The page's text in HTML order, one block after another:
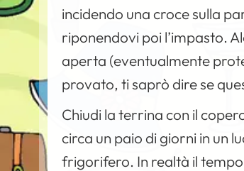
incidendo una croce sulla
riponendovi poi l’impasto.
aperta (eventualmente
provato, ti saprò dire se
Chiudi la terrina con il
circa un paio di giorni in un
frigorifero. In realtà il tempo